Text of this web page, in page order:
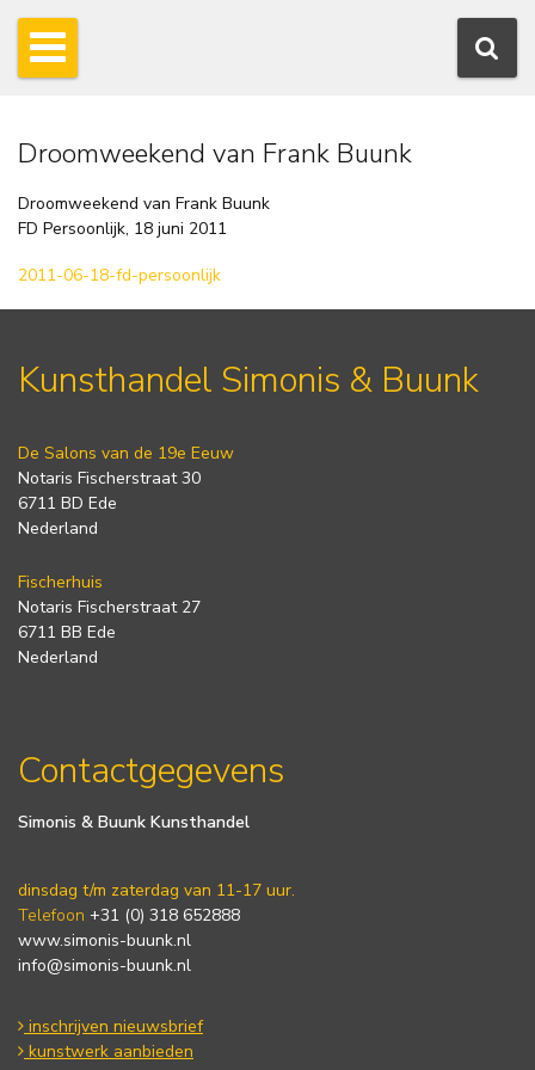
Droomweekend van Frank Buunk
Droomweekend van Frank Buunk
FD Persoonlijk, 18 juni 2011
2011-06-18-fd-persoonlijk
Kunsthandel Simonis & Buunk
De Salons van de 19e Eeuw
Notaris Fischerstraat 30
6711 BD Ede
Nederland
Fischerhuis
Notaris Fischerstraat 27
6711 BB Ede
Nederland
Contactgegevens
Simonis & Buunk Kunsthandel
dinsdag t/m zaterdag van 11-17 uur.
Telefoon +31 (0) 318 652888
www.simonis-buunk.nl
info@simonis-buunk.nl
inschrijven nieuwsbrief
kunstwerk aanbieden